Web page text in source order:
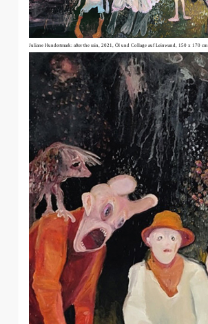
Juliane Hundertmark: after the rain, 2021, Öl und Collage auf Leinwand, 150 x 170 cm